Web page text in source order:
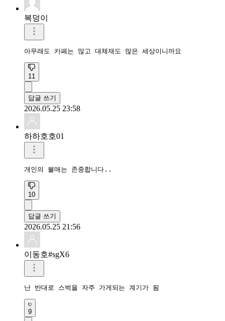
복덩이
아무래도 카페는 많고 대체재도 많은 세상이니까요
11
답글 쓰기
2026.05.25 23:58
하하호호01
개인의 불매는 존중합니다..
10
답글 쓰기
2026.05.25 21:56
이동호#sgX6
난 반대로 스벅을 자주 가게되는 계기가 됨
9